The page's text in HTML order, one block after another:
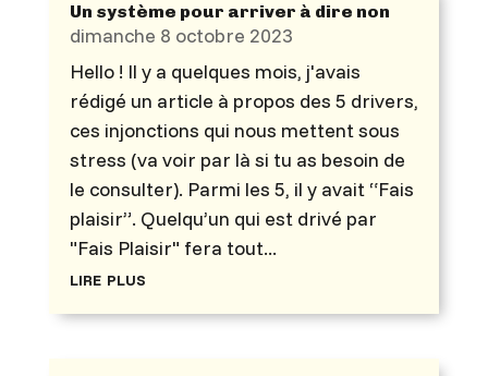
Un système pour arriver à dire non
dimanche 8 octobre 2023
Hello ! Il y a quelques mois, j'avais
rédigé un article à propos des 5 drivers,
ces injonctions qui nous mettent sous
stress (va voir par là si tu as besoin de
le consulter). Parmi les 5, il y avait “Fais
plaisir”. Quelqu’un qui est drivé par
"Fais Plaisir" fera tout...
lire plus